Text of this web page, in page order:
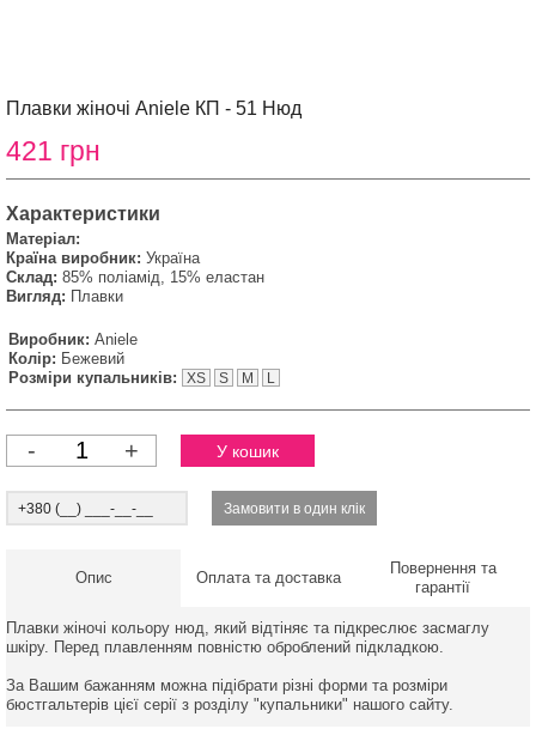
Плавки жіночі Aniele КП - 51 Нюд
421 грн
Характеристики
Матеріал:
Країна виробник: Україна
Склад: 85% поліамід, 15% еластан
Вигляд: Плавки
Виробник: Aniele
Колір: Бежевий
Розміри купальників:
XS S M L
- +
Опис Оплата та доставка
Повернення та
гарантії
Плавки жіночі кольору нюд, який відтіняє та підкреслює засмаглу
шкіру. Перед плавленням повністю оброблений підкладкою.
За Вашим бажанням можна підібрати різні форми та розміри
бюстгальтерів цієї серії з розділу "купальники" нашого сайту.